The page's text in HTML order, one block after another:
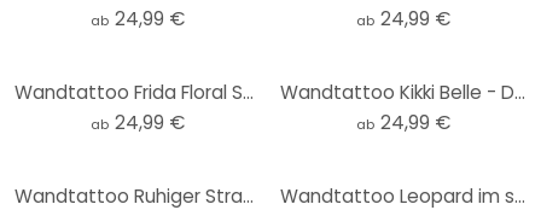
ab 24,99 € ab 24,99 €
Wandtattoo Frida Floral Studio - Frida Floral - Rund
ab 24,99 €
Wandtattoo Kikki Belle - Dschungel Suchbild - Rund
ab 24,99 €
Wandtattoo Ruhiger Strand bei Sonnenuntergang - Rivers - Rund Wandtattoo Leopard im smaragdgrünen Dschungel - Manovski - Rund